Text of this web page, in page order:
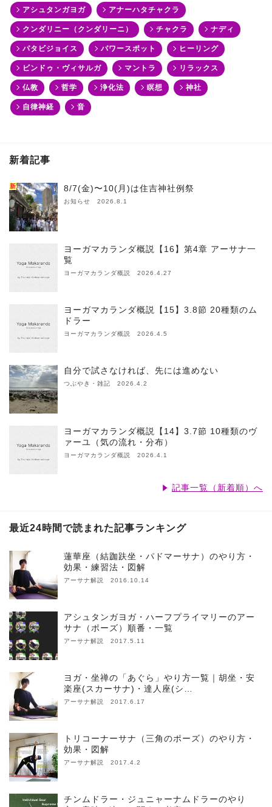
アシュタンガヨガ アナーハタチャクラ
クンダリニー（クンダリーニ） チャクラ ナディ
パタビジョイス パワースポット ヒーリング
ビンドゥ・ヴィサルガ マントラ リラックス
仏教 哲学 浄化法 瞑想 神社
自律神経 音
新着記事
新 8/7(金)〜10(月)は住吉神社例祭
お知らせ 2026.8.1
ヨーガマカランダ概説【16】第4章 アーサナ一
覧
ヨーガマカランダ概説 2026.4.27
ヨーガマカランダ概説【15】3.8節 20種類のム
ドラー
ヨーガマカランダ概説 2026.4.5
自分で試さなければ、先には進めない
つぶやき・雑記 2026.4.2
ヨーガマカランダ概説【14】3.7節 10種類のヴ
ァーユ（気の流れ・分布）
ヨーガマカランダ概説 2026.4.1
記事一覧（新着順）へ
最近24時間で読まれた記事ランキング
蓮華座（結跏趺坐・パドマーサナ）のやり方・
効果・練習法・図解
アーサナ解説 2016.10.14
アシュタンガヨガ・ハーフプライマリーのアー
サナ（ポーズ）順番・一覧
アーサナ解説 2017.5.11
ヨガ・坐禅の「あぐら」やり方一覧｜胡坐・安
楽座(スカーサナ)・達人座(シ…
アーサナ解説 2017.6.17
トリコーナーサナ（三角のポーズ）のやり方・
効果・図解
アーサナ解説 2017.4.2
チンムドラー・ジュニャーナムドラーのやり